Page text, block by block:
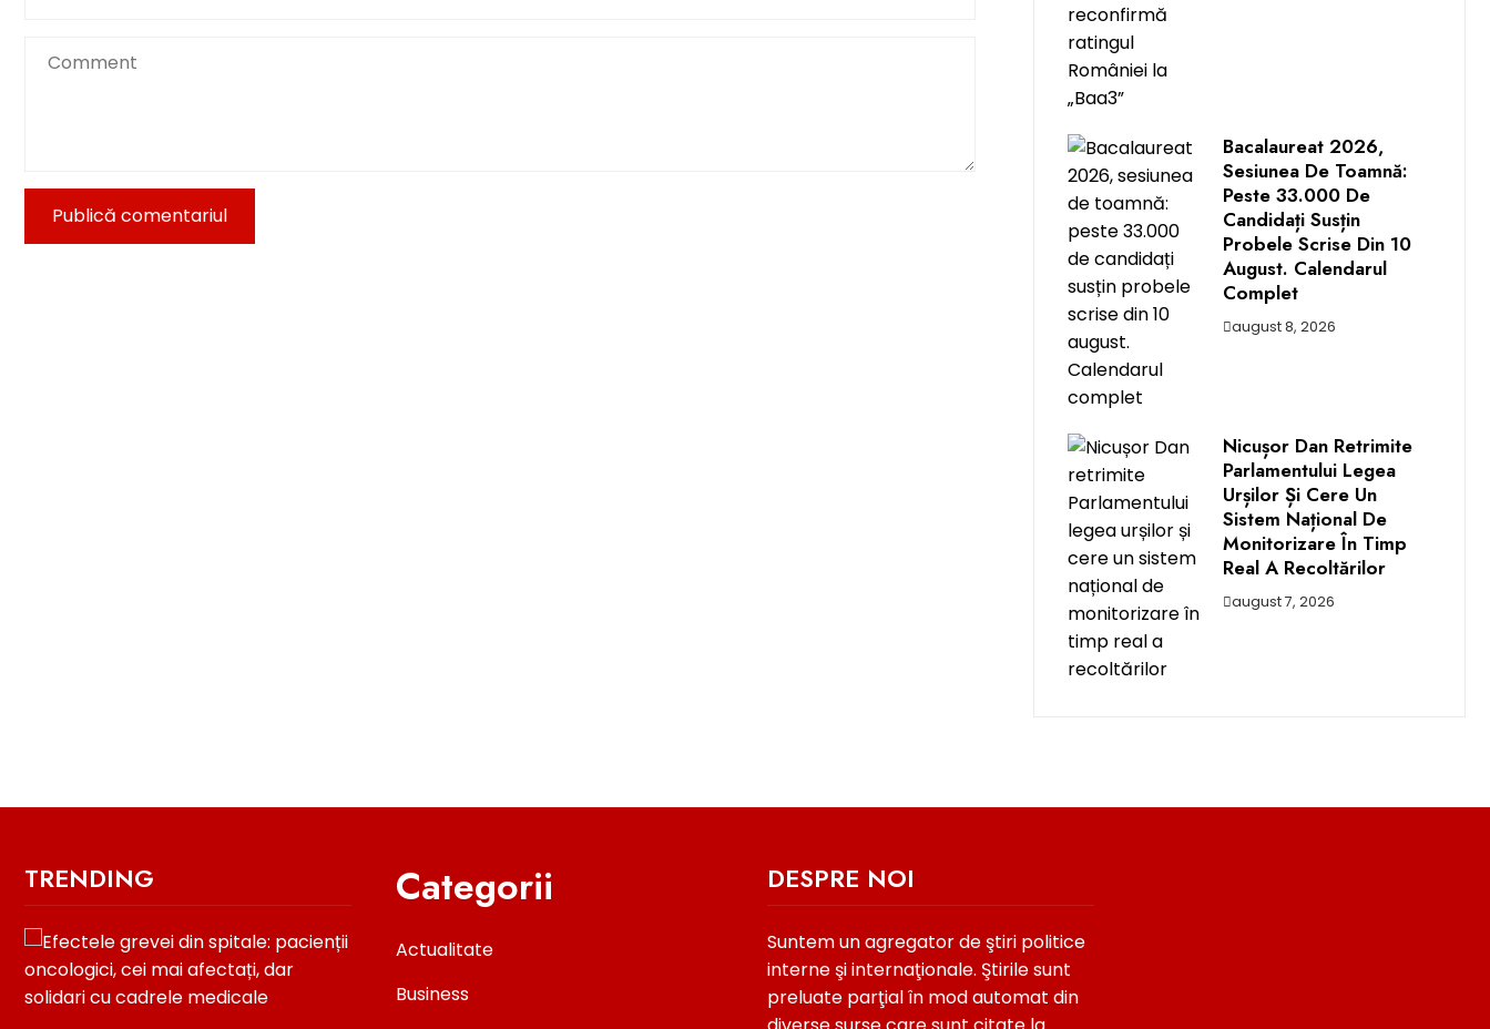
Bacalaureat 2026,
Sesiunea De Toamnă:
Peste 33.000 De
Candidați Susțin
Probele Scrise Din 10
August. Calendarul
Complet
august 8, 2026
Nicușor Dan Retrimite
Parlamentului Legea
Urșilor Și Cere Un
Sistem Național De
Monitorizare În Timp
Real A Recoltărilor
august 7, 2026
TRENDING Categorii
Actualitate
Business
DESPRE NOI
Suntem un agregator de ştiri politice
interne şi internaţionale. Ştirile sunt
preluate parţial în mod automat din